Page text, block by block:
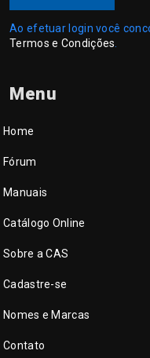
Ao efetuar login você
Termos e Condições
Menu
Home
Fórum
Manuais
Catálogo Online
Sobre a CAS
Cadastre-se
Nomes e Marcas
Contato